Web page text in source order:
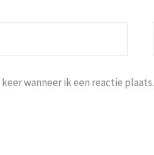
wanneer ik een reactie plaats.